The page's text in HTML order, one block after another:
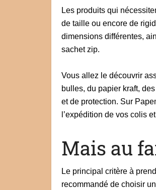
Les produits qui
de taille ou encore de
dimensions différentes,
sachet zip.
Vous allez le découvrir
bulles, du papier kraft,
et de protection. Sur
l’expédition de vos colis
Mais au
Le principal critère à
recommandé de choisir